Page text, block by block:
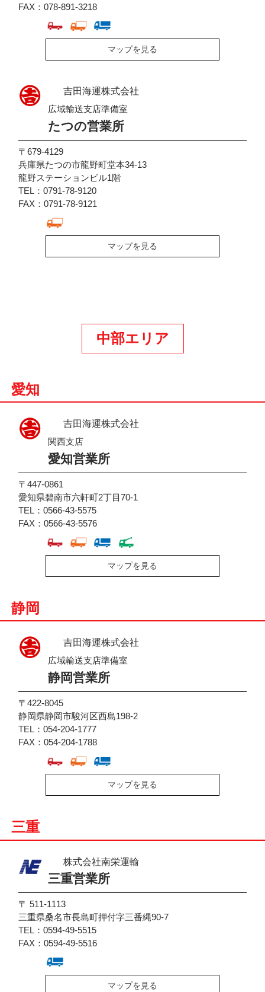
FAX：078-891-3218
マップを見る
吉田海運株式会社
広域輸送支店準備室
たつの営業所
〒679-4129
兵庫県たつの市龍野町堂本34-13
龍野ステーションビル1階
TEL：0791-78-9120
FAX：0791-78-9121
マップを見る
中部エリア
愛知
吉田海運株式会社
関西支店
愛知営業所
〒447-0861
愛知県碧南市六軒町2丁目70-1
TEL：0566-43-5575
FAX：0566-43-5576
マップを見る
静岡
吉田海運株式会社
広域輸送支店準備室
静岡営業所
〒422-8045
静岡県静岡市駿河区西島198-2
TEL：054-204-1777
FAX：054-204-1788
マップを見る
三重
株式会社南栄運輸
三重営業所
〒 511-1113
三重県桑名市長島町押付字三番縄90-7
TEL：0594-49-5515
FAX：0594-49-5516
マップを見る